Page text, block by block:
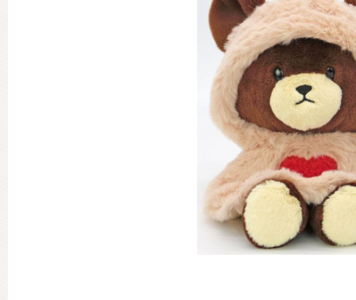
グッズインフォメーション
ミュージカル・コンサート
おたのしみコンテンツ(クイズ・
チア ジャッキーズ！